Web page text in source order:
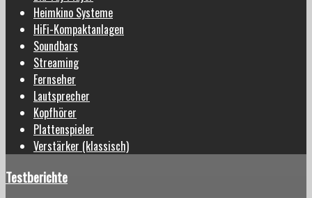
Heimkino Systeme
HiFi-Kompaktanlagen
Soundbars
Streaming
Fernseher
Lautsprecher
Kopfhörer
Plattenspieler
Verstärker (klassisch)
Testberichte